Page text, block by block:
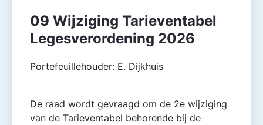
09 Wijziging Tarieventabel
Legesverordening 2026
Portefeuillehouder: E. Dijkhuis
De raad wordt gevraagd om de 2e wijziging
van de Tarieventabel behorende bij de